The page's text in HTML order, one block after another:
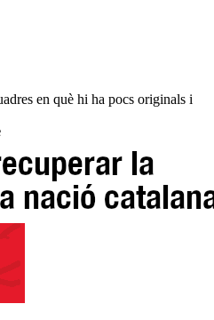
en què hi ha pocs originals i